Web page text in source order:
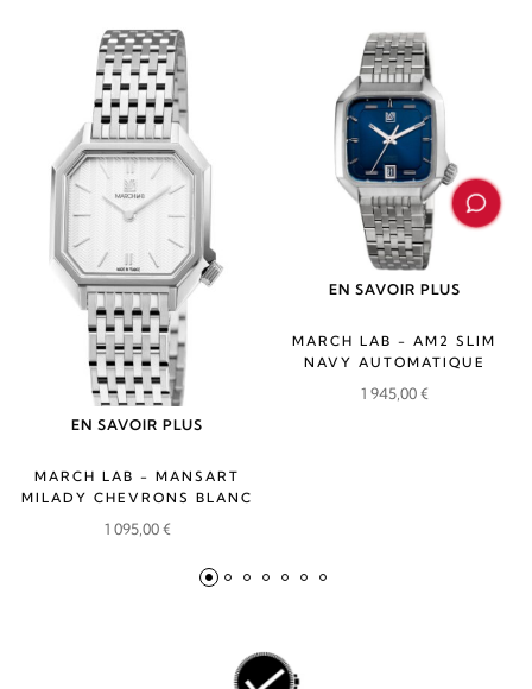
EN SAVOIR PLUS
MARCH LAB - MANSART
MILADY CHEVRONS BLANC
1 095,00€
EN SAVOIR PLUS
MARCH LAB - AM2 SLIM
NAVY AUTOMATIQUE
1 945,00€